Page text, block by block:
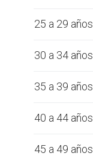
25 a 29 años
30 a 34 años
35 a 39 años
40 a 44 años
45 a 49 años